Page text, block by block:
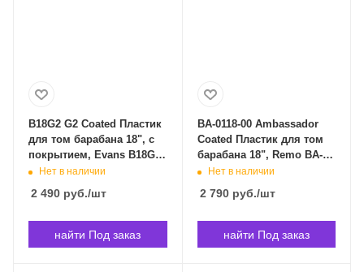
B18G2 G2 Coated Пластик
для том барабана 18", с
покрытием, Evans B18G2
в Владивостоке
Нет в наличии
2 490 руб./шт
найти Под заказ
BA-0118-00 Ambassador
Coated Пластик для том
барабана 18", Remo BA-
0118-00 в Владивостоке
Нет в наличии
2 790руб./шт
найти Под заказ